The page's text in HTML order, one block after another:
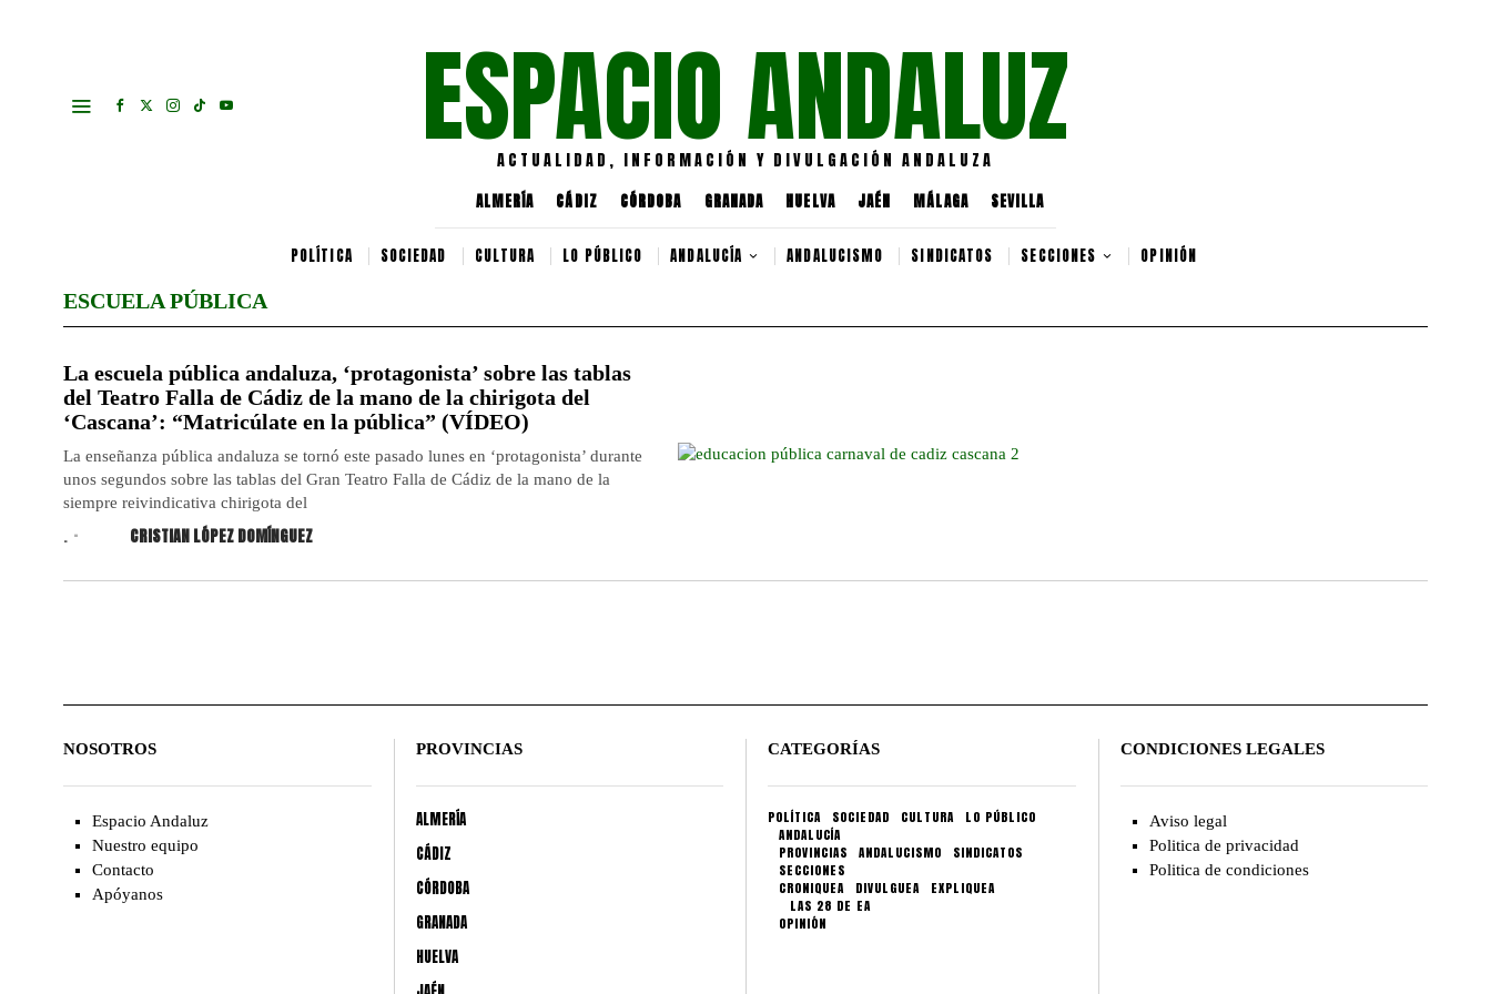
ESPACIO ANDALUZ
ACTUALIDAD, INFORMACIÓN Y DIVULGACIÓN ANDALUZA
ALMERÍA CÁDIZ CÓRDOBA GRANADA HUELVA JAÉN MÁLAGA SEVILLA
POLÍTICA SOCIEDAD CULTURA LO PÚBLICO ANDALUCÍA ANDALUCISMO SINDICATOS SECCIONES OPINIÓN
ESCUELA PÚBLICA
La escuela pública andaluza, ‘protagonista’ sobre las tablas
del Teatro Falla de Cádiz de la mano de la chirigota del
‘Cascana’: “Matricúlate en la pública” (VÍDEO)
La enseñanza pública andaluza se tornó este pasado lunes en ‘protagonista’ durante
unos segundos sobre las tablas del Gran Teatro Falla de Cádiz de la mano de la
siempre reivindicativa chirigota del
. CRISTIAN LÓPEZ DOMÍNGUEZ
NOSOTROS
Espacio Andaluz
Nuestro equipo
Contacto
Apóyanos
PROVINCIAS
ALMERÍA
CÁDIZ
CÓRDOBA
GRANADA
HUELVA
CATEGORÍAS
POLÍTICA SOCIEDAD CULTURA
LO PÚBLICO
ANDALUCÍA
PROVINCIAS
ANDALUCISMO
SINDICATOS
SECCIONES
CRONIQUEA
DIVULGUEA
EXPLIQUEA
LAS 28 DE EA
OPINIÓN
CONDICIONES LEGALES
Aviso legal
Politica de privacidad
Politica de condiciones